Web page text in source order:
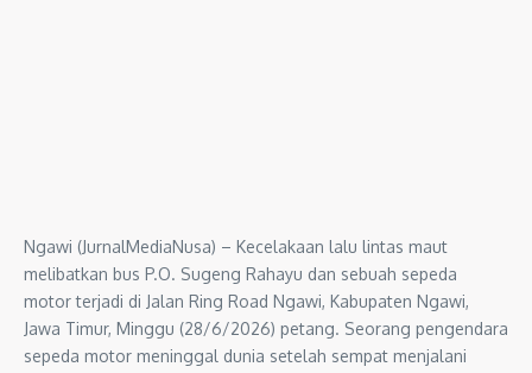
Ngawi (JurnalMediaNusa) – Kecelakaan lalu lintas maut
melibatkan bus P.O. Sugeng Rahayu dan sebuah sepeda
motor terjadi di Jalan Ring Road Ngawi, Kabupaten Ngawi,
Jawa Timur, Minggu (28/6/2026) petang. Seorang pengendara
sepeda motor meninggal dunia setelah sempat menjalani